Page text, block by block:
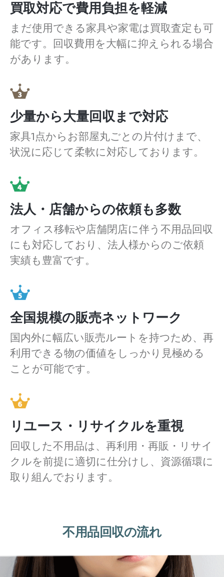
買取対応で費用負担を軽減
まだ使用できる家具や家電は買取査定も可
能です。回収費用を大幅に抑えられる場合
があります。
少量から大量回収まで対応
家具1点からお部屋丸ごとの片付けまで、
状況に応じて柔軟に対応しております。
法人・店舗からの依頼も多数
オフィス移転や店舗閉店に伴う不用品回収
にも対応しており、法人様からのご依頼
実績も豊富です。
全国規模の販売ネットワーク
国内外に幅広い販売ルートを持つため、再
利用できる物の価値をしっかり見極める
ことが可能です。
リユース・リサイクルを重視
回収した不用品は、再利用・再販・リサイ
クルを前提に適切に仕分けし、資源循環に
取り組んでおります。
不用品回収の流れ